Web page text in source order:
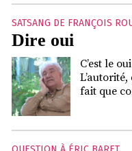
SATSANG DE FRANÇOIS
Dire oui
C’est le
fait que